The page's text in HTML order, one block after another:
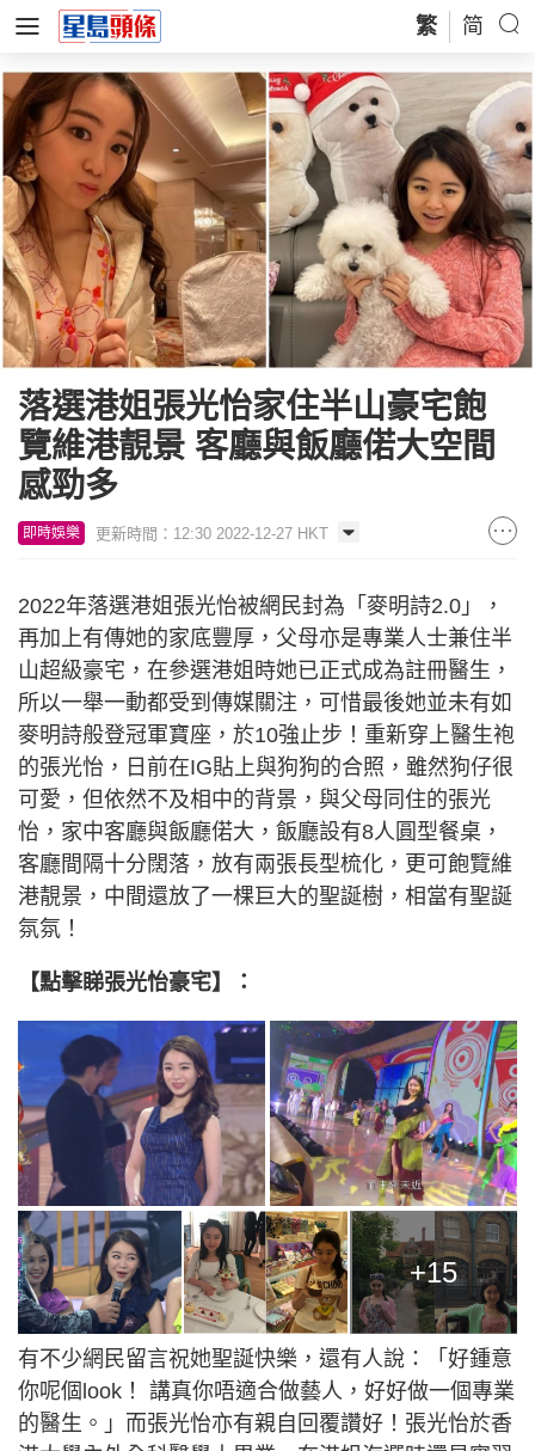
繁 简
落選港姐張光怡家住半山豪宅飽
覽維港靚景 客廳與飯廳偌大空間
感勁多
即時娛樂 更新時間：12:30 2022-12-27 HKT
2022年落選港姐張光怡被網民封為「麥明詩2.0」，
再加上有傳她的家底豐厚，父母亦是專業人士兼住半
山超級豪宅，在參選港姐時她已正式成為註冊醫生，
所以一舉一動都受到傳媒關注，可惜最後她並未有如
麥明詩般登冠軍寶座，於10強止步！重新穿上醫生袍
的張光怡，日前在IG貼上與狗狗的合照，雖然狗仔很
可愛，但依然不及相中的背景，與父母同住的張光
怡，家中客廳與飯廳偌大，飯廳設有8人圓型餐桌，
客廳間隔十分闊落，放有兩張長型梳化，更可飽覽維
港靚景，中間還放了一棵巨大的聖誕樹，相當有聖誕
氛氛！
【點擊睇張光怡豪宅】：
+15
有不少網民留言祝她聖誕快樂，還有人說：「好鍾意
你呢個look！ 講真你唔適合做藝人，好好做一個專業
的醫生。」而張光怡亦有親自回覆讚好！張光怡於香